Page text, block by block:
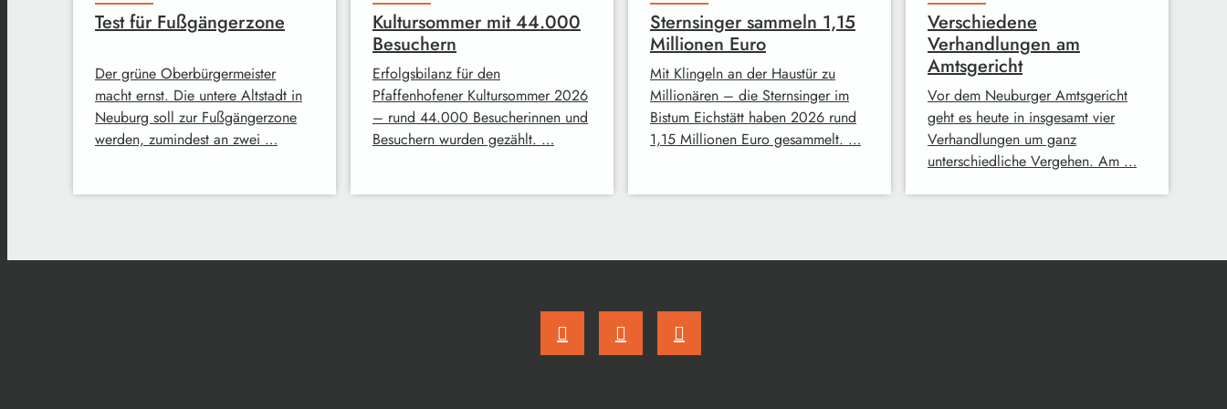
Test für Fußgängerzone
Der grüne Oberbürgermeister
macht ernst. Die untere Altstadt in
Neuburg soll zur Fußgängerzone
werden, zumindest an zwei …
Kultursommer mit 44.000
Besuchern
Erfolgsbilanz für den
Pfaffenhofener Kultursommer 2026
– rund 44.000 Besucherinnen und
Besuchern wurden gezählt. …
Sternsinger sammeln 1,15
Millionen Euro
Mit Klingeln an der Haustür zu
Millionären – die Sternsinger im
Bistum Eichstätt haben 2026 rund
1,15 Millionen Euro gesammelt. …
Verschiedene
Verhandlungen am
Amtsgericht
Vor dem Neuburger Amtsgericht
geht es heute in insgesamt vier
Verhandlungen um ganz
unterschiedliche Vergehen. Am …